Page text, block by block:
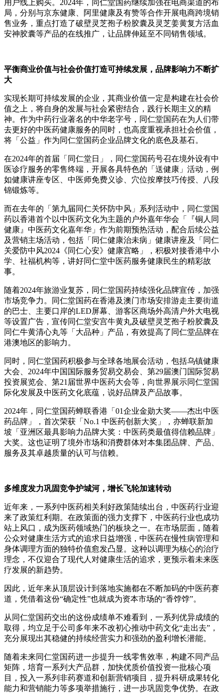
用户线上购买。2024年，同仁堂国药继续加强在电商渠道的布
局，分别与京东健康、阿里健康及有赞等合作开展电商跨境销
售业务，重点打造了破壁灵芝孢子粉胶囊及灵芝姜黄复方活血
安神胶囊等产品的在线推广，让品牌伸延至不同销售领域。
平衡商业价值与社会价值打造可持续发展，品牌影响力不断扩
大
实现长期可持续发展的企业，其商业价值一定是构建在社会价
值之上，将自身的发展与社会紧密结合，践行长期主义的精
神。作为中药行业著名的中华老字号，同仁堂国药在为人们带
去更好的中医药健康服务的同时，也高度重视承担社会价值，
将「公益」作为同仁堂国药企业品牌文化的底色及基石。
在2024年的首届「同仁堂日」，同仁堂国药号召在境外设有中
医诊疗服务的零售终端，开展各具特色的「送健康」活动，例
如健康讲座专区、中医师免费义诊、穴位按摩技巧传授、八段
锦锻炼等。
而在去年的「第九届同仁关怀防中风」系列活动中，同仁堂国
药以香港首个以中医药文化为主题的户外嘉年华会「『铜人同
健康』中医药文化嘉年华」作为前期预热活动，配合后续公益
及营销主场活动，包括「同仁健康治未病」健康讲座及「同仁
关爱防中风2024《同仁心安》健康宫略」，积极对接香港中小
学、社福机构等，讲好同仁堂中医药服务健康民生的精彩故
事。
随着2024年旅游业复苏，同仁堂国药持续强化品牌宣传，加强
市场竞争力。同仁堂国药在香港及澳门市场安排游走主要街道
的巴士、主要口岸的LED屏幕、游客区商场外高清户外大电视
等设置广告，宣传同仁堂安宫牛黄丸及破壁灵芝孢子粉胶囊及
同仁牛黄清心丸等「大品种」产品，有效提高了同仁堂品牌在
港澳地区的影响力。
同时，同仁堂国药积极参与全球各地展会活动，包括乌镇健康
大会、2024年中国国际服务贸易交易会、第29届澳门国际贸易
投资展览会、第21届世界中医药大会等，向世界展示同仁堂国
际化发展及中医药文化底蕴，说好品牌及产品故事。
2024年，同仁堂国药蝉联香港「01企业金勋大奖——杰出中医
药品牌」，首次荣获「No.1 中医药创新大奖」，亦蝉联新加
坡「亚洲区最具影响力品牌大奖：中医药类最值得信赖品牌」
大奖。这也证明了境外市场和消费群体对本集团品牌、产品、
服务及其卓越质量的认可与信赖。
多维度发力巩固竞争护城河， 增长飞轮加速转动
近年来，一系列中医药相关利好政策陆续出台，中医药行业迎
来了政策红利期。在政策面的强力支撑下，中医药行业也成功
站上风口，成为医药领域热门的板块之一。在市场层面，随着
公众对健康生活方式的追求日益增强，中医药在慢性病管理和
身体调理方面的独特价值愈发凸显。这种以调理为核心的治疗
理念，不仅迎合了现代人对健康生活的追求，更预示着未来医
疗发展的新趋势。
因此，近年来从顶层设计到落地实施都在不断加码的中医药赛
道，凭借着这份“确定性”也就成为资本市场的“香饽饽”。
从同仁堂国药交出的这份成绩单不难看到，一系列优异成绩的
取得，均立足于公司多年来不改初心推动中药文化“走出去”，
充分展现出其稳健的持续经营实力和强劲的盈利增长潜能。
随着未来同仁堂国药进一步提升一线零售效率，构建不同产品
矩阵，培育一系列大产品群，加快优质价值投资一批核心项
目，投入一系列非药赛道和创新营销项目，提升科研成果转化
能力和营销能力等多项举措施行，进一步巩固竞争优势。在政